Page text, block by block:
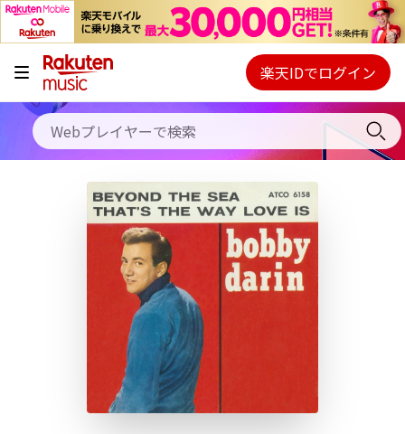
キャンペーン
料金プラン
使い方
初回30日間無料お試し
Webプレイヤー
ご契約内容の確認・変更
楽天IDでログイン